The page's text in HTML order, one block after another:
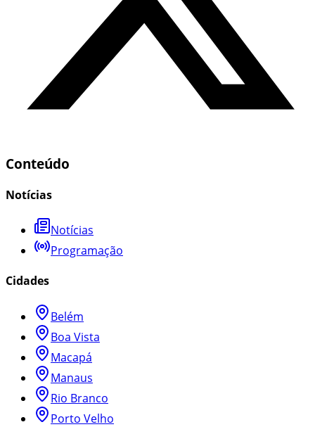
Conteúdo
Notícias
Notícias
Programação
Cidades
Belém
Boa Vista
Macapá
Manaus
Rio Branco
Porto Velho